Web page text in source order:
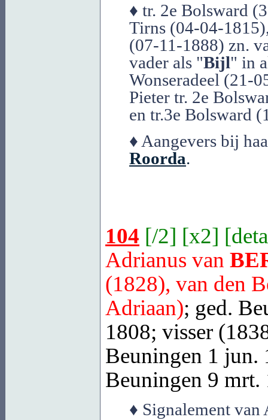
♦ tr. 2e Bolsward
Tirns (04-04-
(07-11-1888) zn.
vader als "Bijl" in
Wonseradeel (21-
Pieter tr. 2e
en tr.3e Bolsward
♦ Aangevers bij
Roorda.
104 [/2] [x2] [
Adrianus van
(1828), van den
Adriaan); ged.
1808; visser
Beuningen 1 jun.
Beuningen 9 mrt.
♦ Signalement